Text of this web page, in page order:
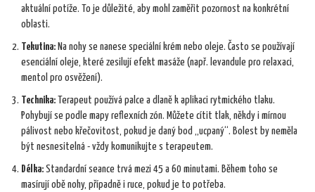
aktuální potíže. To je důležité, aby mohl zaměřit pozornost na konkrétní
oblasti.
Tekutina: Na nohy se nanese speciální krém nebo oleje. Často se používají
esenciální oleje, které zesilují efekt masáže (např. levandule pro relaxaci,
mentol pro osvěžení).
Technika: Terapeut používá palce a dlaně k aplikaci rytmického tlaku.
Pohybují se podle mapy reflexních zón. Můžete cítit tlak, někdy i mírnou
pálivost nebo křečovitost, pokud je daný bod „ucpaný“. Bolest by neměla
být nesnesitelná - vždy komunikujte s terapeutem.
Délka: Standardní seance trvá mezi 45 a 60 minutami. Během toho se
masírují obě nohy, případně i ruce, pokud je to potřeba.